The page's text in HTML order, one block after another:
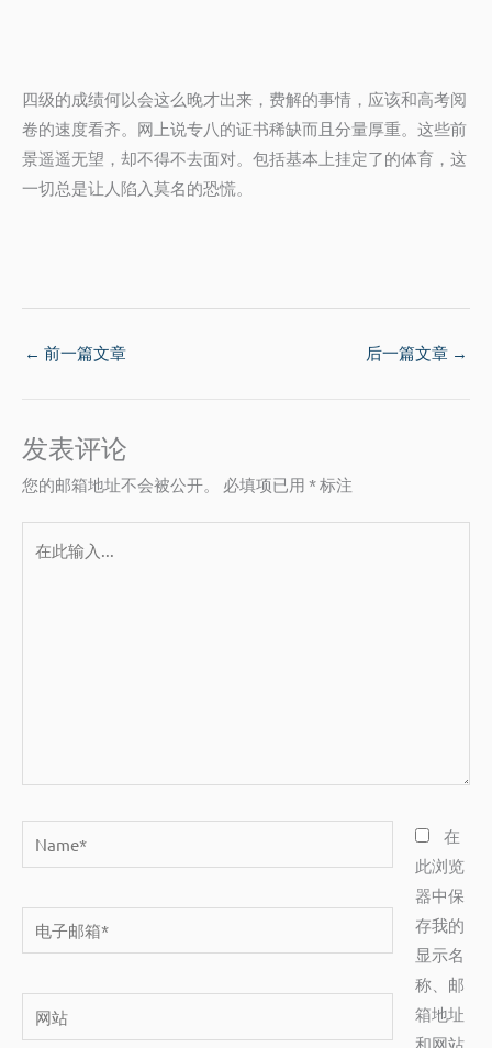
四级的成绩何以会这么晚才出来，费解的事情，应该和高考阅
卷的速度看齐。网上说专八的证书稀缺而且分量厚重。这些前
景遥遥无望，却不得不去面对。包括基本上挂定了的体育，这
一切总是让人陷入莫名的恐慌。
← 前一篇文章 后一篇文章 →
发表评论
您的邮箱地址不会被公开。 必填项已用 *标注
Name*
子
箱
*
网
站
在
此浏览
器中保
存我的
显示名
称、邮
箱地址
和网站